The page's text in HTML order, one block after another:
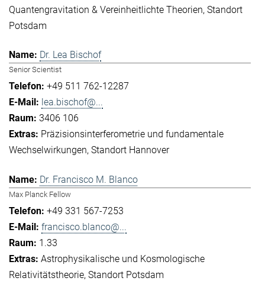
Quantengravitation & Vereinheitlichte Theorien Standort
Potsdam
Dr. Lea Bischof
Senior Scientist
+49 511 762-12287
lea.bischof@...
3406 106
Präzisionsinterferometrie und fundamentale
Wechselwirkungen Standort Hannover
Dr. Francisco M. Blanco
Max Planck Fellow
+49 331 567-7253
francisco.blanco@...
1.33
Astrophysikalische und Kosmologische
Relativitätstheorie Standort Potsdam